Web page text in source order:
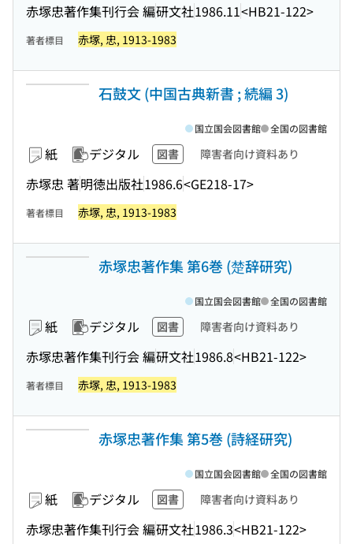
赤塚忠著作集刊行会 編研文社1986.11<HB21-122>
著者標目 赤塚, 忠, 1913-1983
石鼓文 (中国古典新書 ; 続編 3)
紙 デジタル 図書 障害者向け資料あり
赤塚忠 著明徳出版社1986.6<GE218-17>
国立国会図書館 全国の図書館
著者標目 赤塚, 忠, 1913-1983
赤塚忠著作集 第6巻 (楚辞研究)
紙 デジタル 図書 障害者向け資料あり
赤塚忠著作集刊行会 編研文社1986.8<HB21-122>
国立国会図書館 全国の図書館
著者標目 赤塚, 忠, 1913-1983
赤塚忠著作集 第5巻 (詩経研究)
紙 デジタル 図書 障害者向け資料あり
赤塚忠著作集刊行会 編研文社1986.3<HB21-122>
国立国会図書館 全国の図書館